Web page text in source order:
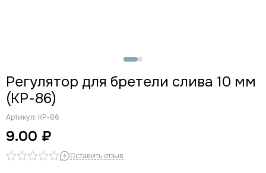
Регулятор для бретели слива 10 мм
(КР-86)
Артикул: КР-86
9.00 ₽
Оставить отзыв